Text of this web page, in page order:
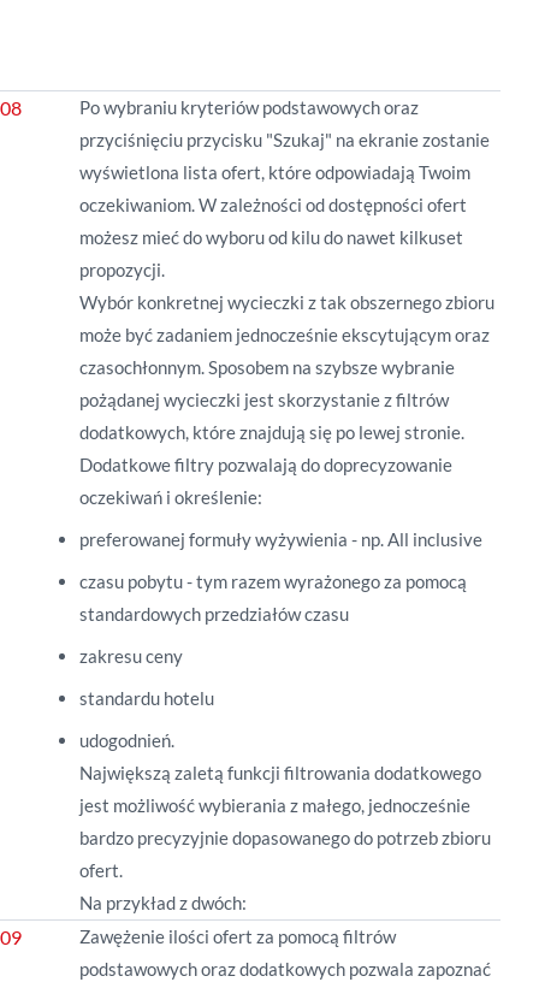
Po wybraniu kryteriów podstawowych oraz
przyciśnięciu przycisku "Szukaj" na ekranie zostanie
wyświetlona lista ofert, które odpowiadają Twoim
oczekiwaniom. W zależności od dostępności ofert
możesz mieć do wyboru od kilu do nawet kilkuset
propozycji.
Wybór konkretnej wycieczki z tak obszernego zbioru
może być zadaniem jednocześnie ekscytującym oraz
czasochłonnym. Sposobem na szybsze wybranie
pożądanej wycieczki jest skorzystanie z filtrów
dodatkowych, które znajdują się po lewej stronie.
Dodatkowe filtry pozwalają do doprecyzowanie
oczekiwań i określenie:
preferowanej formuły wyżywienia - np. All inclusive
czasu pobytu - tym razem wyrażonego za pomocą
standardowych przedziałów czasu
zakresu ceny
standardu hotelu
udogodnień.
Największą zaletą funkcji filtrowania dodatkowego
jest możliwość wybierania z małego, jednocześnie
bardzo precyzyjnie dopasowanego do potrzeb zbioru
ofert.
Na przykład z dwóch:
Zawężenie ilości ofert za pomocą filtrów
podstawowych oraz dodatkowych pozwala zapoznać